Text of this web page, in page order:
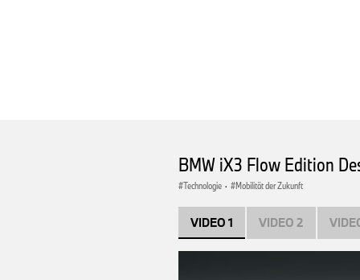
BMW iX3 Flow Edition
Technologie · Mobilität der Zukunft
VIDEO 1 VIDEO 2